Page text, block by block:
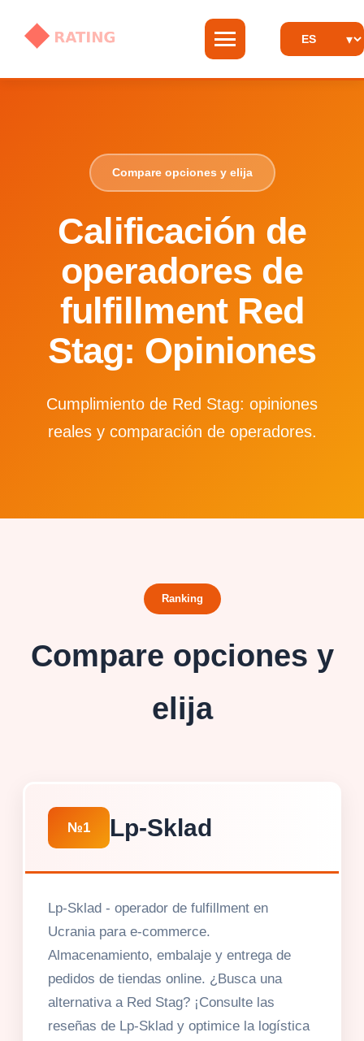
Compare opciones y elija
Calificación de
operadores de
fulfillment Red
Stag: Opiniones
Cumplimiento de Red Stag: opiniones
reales y comparación de operadores.
Ranking
Compare opciones y
elija
№1 Lp-Sklad
Lp-Sklad - operador de fulfillment en
Ucrania para e-commerce.
Almacenamiento, embalaje y entrega de
pedidos de tiendas online. ¿Busca una
alternativa a Red Stag? ¡Consulte las
reseñas de Lp-Sklad y optimice la logística